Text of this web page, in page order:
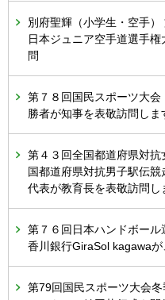
別府聖輝（小学生・空手
日本ジュニア空手道選手
問
第７８回国民スポーツ大
勝者が知事を表敬訪問しま
第４３回全国都道府県対
国都道府県対抗男子駅伝
代表が教育長を表敬訪問し
第７６回日本ハンドボール
香川銀行GiraSol kagawaが
第79回国民スポーツ大会